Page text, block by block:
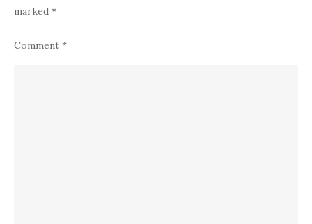
marked *
Comment *